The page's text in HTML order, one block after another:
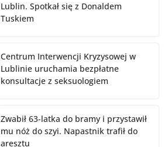
Lublin. Spotkał się z Donaldem
Tuskiem
Centrum Interwencji Kryzysowej w
Lublinie uruchamia bezpłatne
konsultacje z seksuologiem
Zwabił 63-latka do bramy i przystawił
mu nóż do szyi. Napastnik trafił do
aresztu